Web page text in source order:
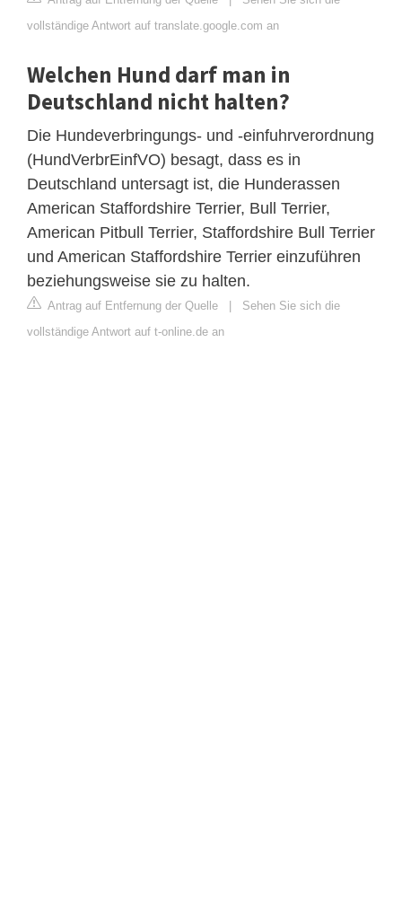
vollständige Antwort auf translate.google.com an
Welchen Hund darf man in
Deutschland nicht halten?
Die Hundeverbringungs- und -einfuhrverordnung
(HundVerbrEinfVO) besagt, dass es in
Deutschland untersagt ist, die Hunderassen
American Staffordshire Terrier, Bull Terrier,
American Pitbull Terrier, Staffordshire Bull Terrier
und American Staffordshire Terrier einzuführen
beziehungsweise sie zu halten.
Antrag auf Entfernung der Quelle | Sehen Sie sich die
vollständige Antwort auf t-online.de an